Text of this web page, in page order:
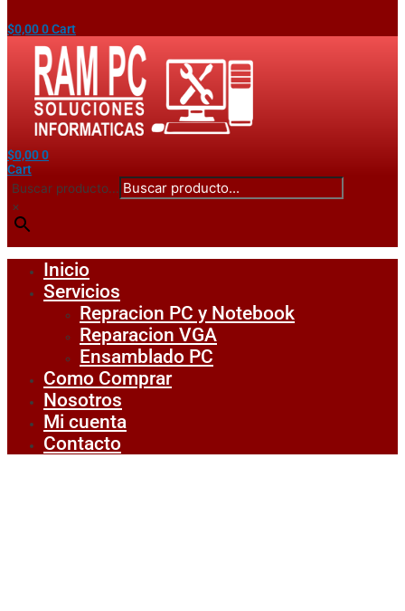
$0,000Cart
$0,000
Cart
Buscar producto...
×
Inicio
Servicios
Repracion PC y Notebook
Reparacion VGA
Ensamblado PC
Como Comprar
Nosotros
Mi cuenta
Contacto